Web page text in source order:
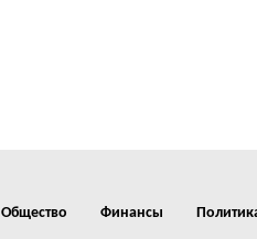
Общество Финансы